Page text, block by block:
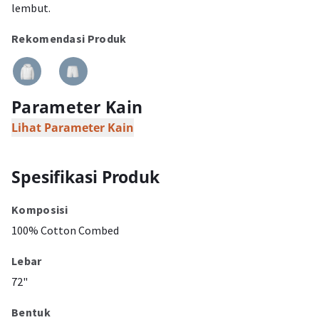
lembut.
Rekomendasi Produk
Parameter Kain
Lihat Parameter Kain
Spesifikasi Produk
Komposisi
100% Cotton Combed
Lebar
72"
Bentuk